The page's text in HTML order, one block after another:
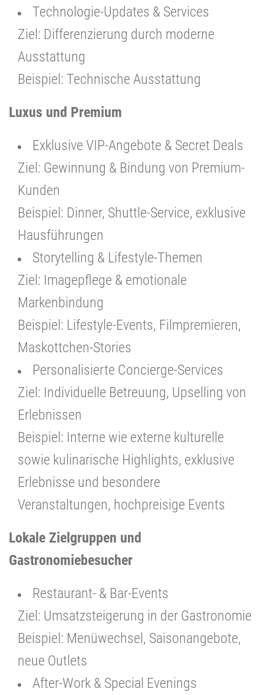
Technologie-Updates & Services
Ziel: Differenzierung durch moderne
Ausstattung
Beispiel: Technische Ausstattung
Luxus und Premium
Exklusive VIP-Angebote & Secret Deals
Ziel: Gewinnung & Bindung von Premium-
Kunden
Beispiel: Dinner, Shuttle-Service, exklusive
Hausführungen
Storytelling & Lifestyle-Themen
Ziel: Imagepflege & emotionale
Markenbindung
Beispiel: Lifestyle-Events, Filmpremieren,
Maskottchen-Stories
Personalisierte Concierge-Services
Ziel: Individuelle Betreuung, Upselling von
Erlebnissen
Beispiel: Interne wie externe kulturelle
sowie kulinarische Highlights, exklusive
Erlebnisse und besondere
Veranstaltungen, hochpreisige Events
Lokale Zielgruppen und
Gastronomiebesucher
Restaurant- & Bar-Events
Ziel: Umsatzsteigerung in der Gastronomie
Beispiel: Menüwechsel, Saisonangebote,
neue Outlets
After-Work & Special Evenings